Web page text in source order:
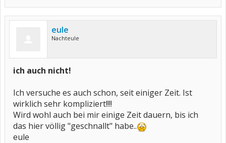
eule
Nachteule
ich auch nicht!
Ich versuche es auch schon, seit einiger Zeit. Ist
wirklich sehr kompliziert!!!!
Wird wohl auch bei mir einige Zeit dauern, bis ich
das hier völlig "geschnallt" habe..
eule